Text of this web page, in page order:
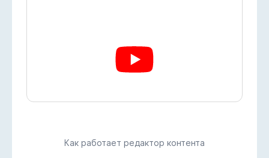
Как работает редактор контента